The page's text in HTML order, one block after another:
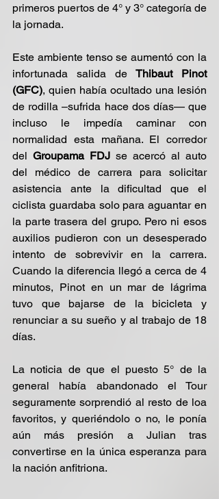
primeros puertos de 4° y 3° categoría de
la jornada.
Este ambiente tenso se aumentó con la
infortunada salida de Thibaut Pinot
(GFC), quien había ocultado una lesión
de rodilla –sufrida hace dos días— que
incluso le impedía caminar con
normalidad esta mañana. El corredor
del Groupama FDJ se acercó al auto
del médico de carrera para solicitar
asistencia ante la dificultad que el
ciclista guardaba solo para aguantar en
la parte trasera del grupo. Pero ni esos
auxilios pudieron con un desesperado
intento de sobrevivir en la carrera.
Cuando la diferencia llegó a cerca de 4
minutos, Pinot en un mar de lágrima
tuvo que bajarse de la bicicleta y
renunciar a su sueño y al trabajo de 18
días.
La noticia de que el puesto 5° de la
general había abandonado el Tour
seguramente sorprendió al resto de loa
favoritos, y queriéndolo o no, le ponía
aún más presión a Julian tras
convertirse en la única esperanza para
la nación anfitriona.